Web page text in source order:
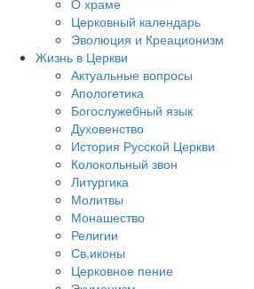
О храме
Церковный календарь
Эволюция и Креационизм
Жизнь в Церкви
Актуальные вопросы
Апологетика
Богослужебный язык
Духовенство
История Русской Церкви
Колокольный звон
Литургика
Молитвы
Монашество
Религии
Св.иконы
Церковное пение